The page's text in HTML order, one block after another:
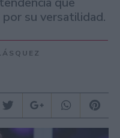
su versatilidad.